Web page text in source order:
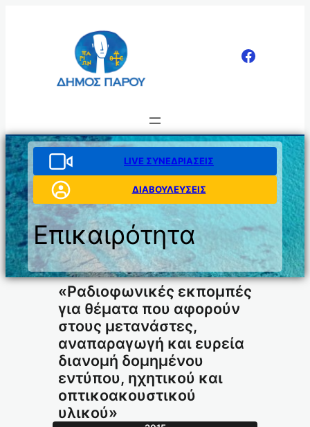
LIVE ΣΥΝΕΔΡΙΑΣΕΙΣ
ΔΙΑΒΟΥΛΕΥΣΕΙΣ
Επικαιρότητα
«Ραδιοφωνικές εκπομπές
για θέματα που αφορούν
στους μετανάστες,
αναπαραγωγή και ευρεία
διανομή δομημένου
εντύπου, ηχητικού και
οπτικοακουστικού
υλικού»